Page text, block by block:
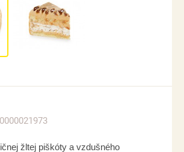
žltej piškóty a vzdušného